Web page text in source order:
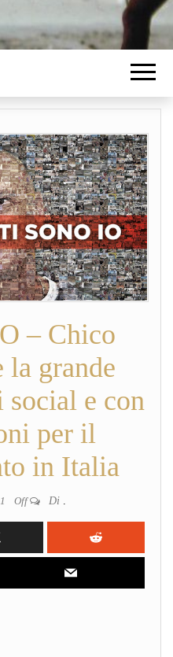
– Chico
la grande
social e con
per il
in Italia
Off Di .